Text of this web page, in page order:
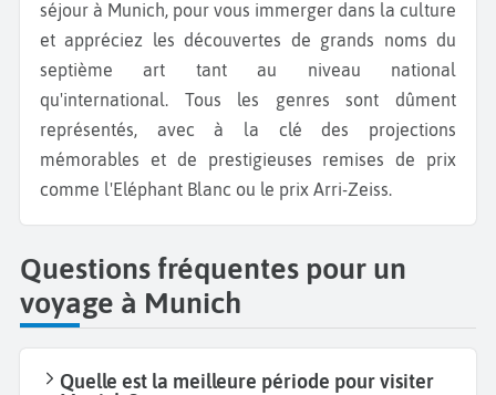
séjour à Munich, pour vous immerger dans la culture
et appréciez les découvertes de grands noms du
septième art tant au niveau national
qu'international. Tous les genres sont dûment
représentés, avec à la clé des projections
mémorables et de prestigieuses remises de prix
comme l'Eléphant Blanc ou le prix Arri-Zeiss.
Questions fréquentes pour un
voyage à Munich
Quelle est la meilleure période pour visiter